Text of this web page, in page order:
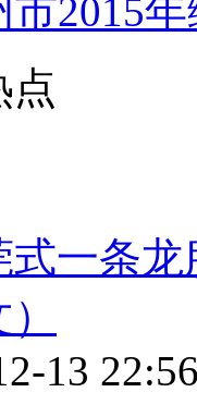
市2015
点
式一条
13